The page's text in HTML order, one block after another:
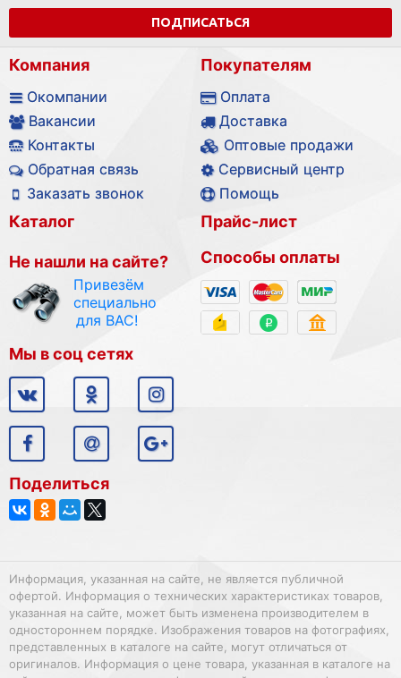
ПОДПИСАТЬСЯ
Компания
Окомпании
Вакансии
Контакты
Обратная связь
Заказать звонок
Покупателям
Оплата
Доставка
Оптовые продажи
Сервисный центр
Помощь
Каталог
Не нашли на сайте?
Привезём
специально
для ВАС!
Прайс-лист
Способы оплаты
Мы в соц сетях
Поделиться
Информация, указанная на сайте, не является публичной
офертой. Информация о технических характеристиках товаров,
указанная на сайте, может быть изменена производителем в
одностороннем порядке. Изображения товаров на фотографиях,
представленных в каталоге на сайте, могут отличаться от
оригиналов. Информация о цене товара, указанная в каталоге на